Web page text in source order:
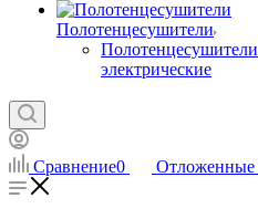
Полотенцесушители
Полотенцесушители
электрические
Сравнение0 Отложенные